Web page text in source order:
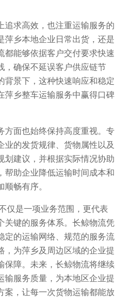
追求高效，也注重运输服务的
萍乡本地企业日常出货，还是
都能够依据客户交付要求快速
，确保不延误客户供应链节
背景下，这种快速响应和稳定
萍乡整车运输服务中赢得口碑
方面也始终保持高度重视。专
业的发货规律、货物属性以及
划建议，并根据实际情况协助
帮助企业降低运输时间成本和
畅有序。
仅是一项业务范围，更代表
关键的服务体系。长鲸物流凭
定的运输网络、规范的服务流
，为萍乡及周边区域的企业提
保障。未来，长鲸物流将继续
输服务质量，为本地区企业提
案，让每一次货物运输都能放